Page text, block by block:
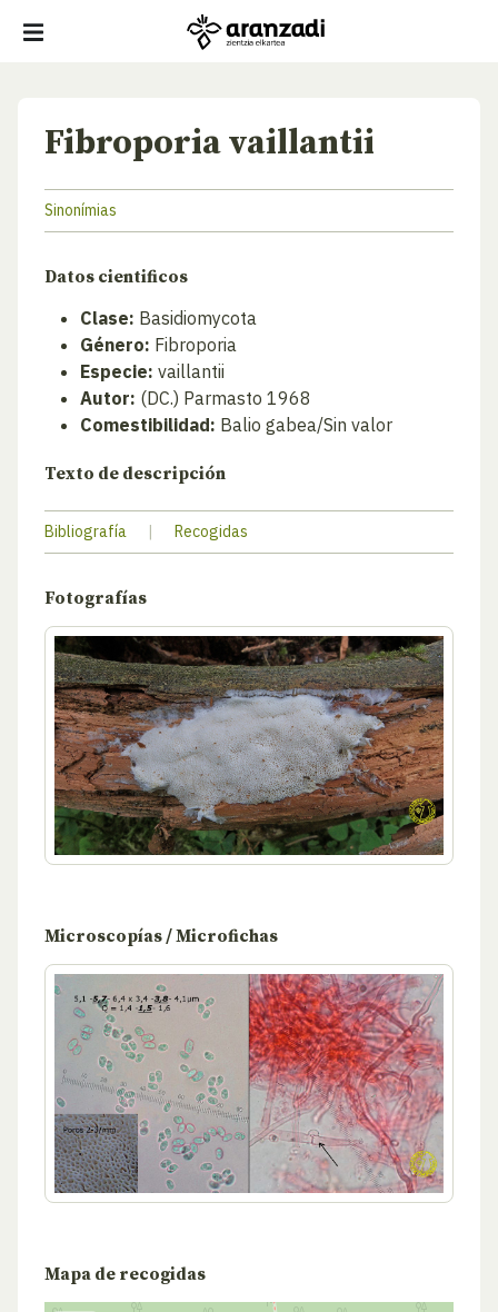
Fibroporia vaillantii
Sinonímias
Datos cientificos
Clase: Basidiomycota
Género: Fibroporia
Especie: vaillantii
Autor: (DC.) Parmasto 1968
Comestibilidad: Balio gabea/Sin valor
Texto de descripción
Bibliografía | Recogidas
Fotografías
Microscopías / Microfichas
Mapa de recogidas